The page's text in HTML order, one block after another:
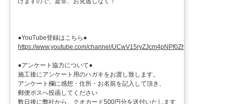
●YouTube登録はこちら●
https://www.youtube.com/channel/UCwV15ryZJcm4pNPf0ZhXu9g
●アンケート協力について●
施工後にアンケート用のハガキをお渡し致します。
アンケート欄に感想・住所・お名前を記入して頂き、
郵便ポスへ投函してください
数日後に弊社から、クオカード500円分を送付いたします